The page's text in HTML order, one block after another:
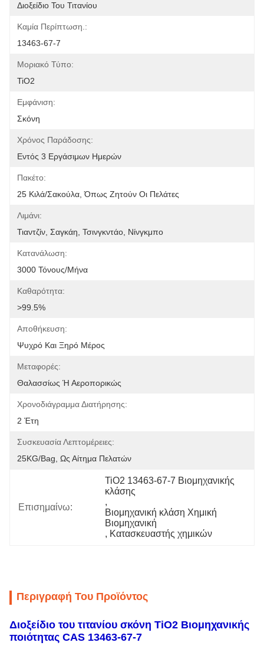
Διοξείδιο Του Τιτανίου
Καμία Περίπτωση.:
13463-67-7
Μοριακό Τύπο:
TiO2
Εμφάνιση:
Σκόνη
Χρόνος Παράδοσης:
Εντός 3 Εργάσιμων Ημερών
Πακέτο:
25 Κιλά/σακούλα, Όπως Ζητούν Οι Πελάτες
Λιμάνι:
Τιαντζίν, Σαγκάη, Τσινγκντάο, Νίνγκμπο
Κατανάλωση:
3000 Τόνους/μήνα
Καθαρότητα:
>99.5%
Αποθήκευση:
Ψυχρό Και Ξηρό Μέρος
Μεταφορές:
Θαλασσίως Ή Αεροπορικώς
Χρονοδιάγραμμα Διατήρησης:
2 Έτη
Συσκευασία Λεπτομέρειες:
25KG/bag, Ως Αίτημα Πελατών
Επισημαίνω:
TiO2 13463-67-7 Βιομηχανικής
κλάσης
,
Βιομηχανική κλάση Χημική
Βιομηχανική
, Κατασκευαστής χημικών
Περιγραφή Του Προϊόντος
Διοξείδιο του τιτανίου σκόνη TiO2 Βιομηχανικής
ποιότητας CAS 13463-67-7